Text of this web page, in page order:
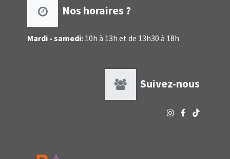
Nos horaires ?
Mardi - samedi: 10h à 13h et de 13h30 à 18h
Suivez-nous